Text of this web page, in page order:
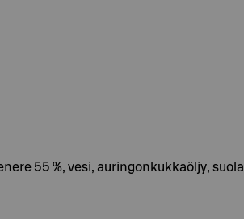
55 %, vesi, auringonkukkaöljy, suola